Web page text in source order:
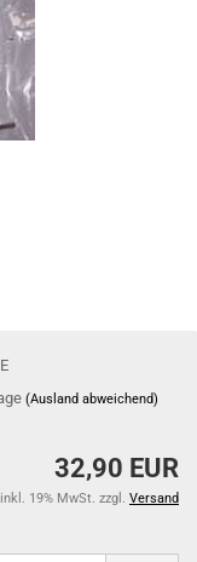
(Ausland abweichend)
32,90 EUR
inkl. 19% MwSt. zzgl. Versand